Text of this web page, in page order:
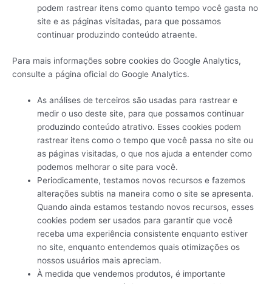
podem rastrear itens como quanto tempo você gasta no
site e as páginas visitadas, para que possamos
continuar produzindo conteúdo atraente.
Para mais informações sobre cookies do Google Analytics,
consulte a página oficial do Google Analytics.
As análises de terceiros são usadas para rastrear e
medir o uso deste site, para que possamos continuar
produzindo conteúdo atrativo. Esses cookies podem
rastrear itens como o tempo que você passa no site ou
as páginas visitadas, o que nos ajuda a entender como
podemos melhorar o site para você.
Periodicamente, testamos novos recursos e fazemos
alterações subtis na maneira como o site se apresenta.
Quando ainda estamos testando novos recursos, esses
cookies podem ser usados ​​para garantir que você
receba uma experiência consistente enquanto estiver
no site, enquanto entendemos quais otimizações os
nossos usuários mais apreciam.
À medida que vendemos produtos, é importante